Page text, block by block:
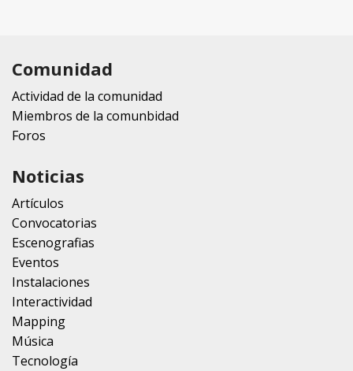
Comunidad
Actividad de la comunidad
Miembros de la comunbidad
Foros
Noticias
Artículos
Convocatorias
Escenografias
Eventos
Instalaciones
Interactividad
Mapping
Música
Tecnología